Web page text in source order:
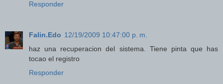
Responder
Falin.Edo 12/19/2009 10:47:00 p. m.
haz una recuperacion del sistema. Tiene pinta que has
tocao el registro
Responder